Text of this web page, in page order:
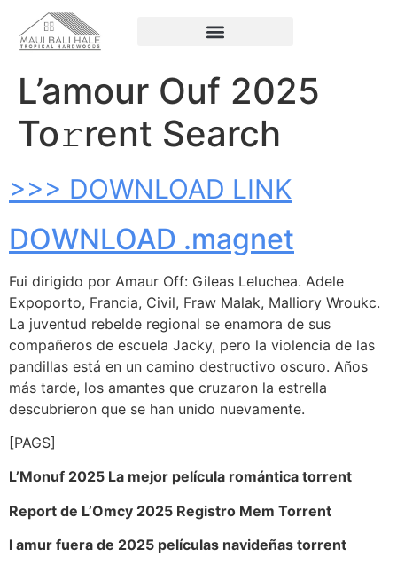
L’amour Ouf 2025
To𝚛rent Search
>>> DOWNLOAD LINK
DOWNLOAD .magnet
Fui dirigido por Amaur Off: Gileas Leluchea. Adele
Expoporto, Francia, Civil, Fraw Malak, Malliory Wroukc.
La juventud rebelde regional se enamora de sus
compañeros de escuela Jacky, pero la violencia de las
pandillas está en un camino destructivo oscuro. Años
más tarde, los amantes que cruzaron la estrella
descubrieron que se han unido nuevamente.
[PAGS]
L’Monuf 2025 La mejor película romántica torrent
Report de L’Omcy 2025 Registro Mem Torrent
l amur fuera de 2025 películas navideñas torrent